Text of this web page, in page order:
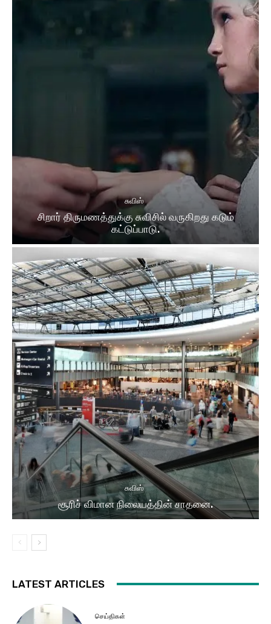
சுவிஸ்
சிறார் திருமணத்துக்கு சுவிசில் வருகிறது கடும்
கட்டுப்பாடு.
சுவிஸ்
சூரிச் விமான நிலையத்தின் சாதனை.
LATEST ARTICLES
செய்திகள்